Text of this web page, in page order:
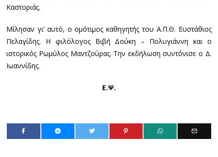
Καστοριάς.
Μίλησαν γι’ αυτό, ο ομότιμος καθηγητής του Α.Π.Θ. Ευστάθιος
Πελαγίδης. Η φιλόλογος Βιβή Δούκη – Πολυγιάννη και ο
ιστορικός Ρωμύλος Μαντζούρας. Την εκδήλωση συντόνισε ο Δ.
Ιωαννίδης.
Ε.Ψ.